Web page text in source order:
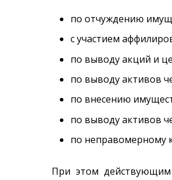
по отчуждению
с участием
по выводу акций и
по выводу активов
по внесению
по выводу активов
по неправомерному
При этом действующим